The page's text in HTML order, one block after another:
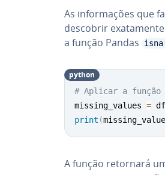
As in­for­ma­ções que
descobrir
a função Pandas
# Aplicar a função
missing_values = df
print (
python
A função retornará